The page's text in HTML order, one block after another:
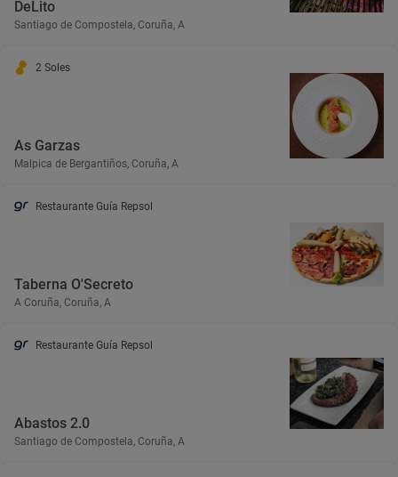
DeLito
Santiago de Compostela, Coruña, A
2 Soles
As Garzas
Malpica de Bergantiños, Coruña, A
Restaurante Guía Repsol
Taberna O'Secreto
A Coruña, Coruña, A
Restaurante Guía Repsol
Abastos 2.0
Santiago de Compostela, Coruña, A